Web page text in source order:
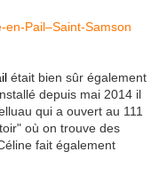
était bien sûr également
depuis mai 2014 il
qui a ouvert au 111
où on trouve des
fait également